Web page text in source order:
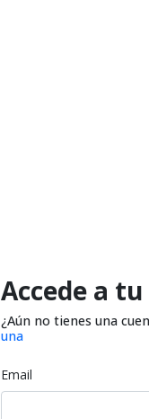
Accede a
¿Aún no tienes una
una
Email